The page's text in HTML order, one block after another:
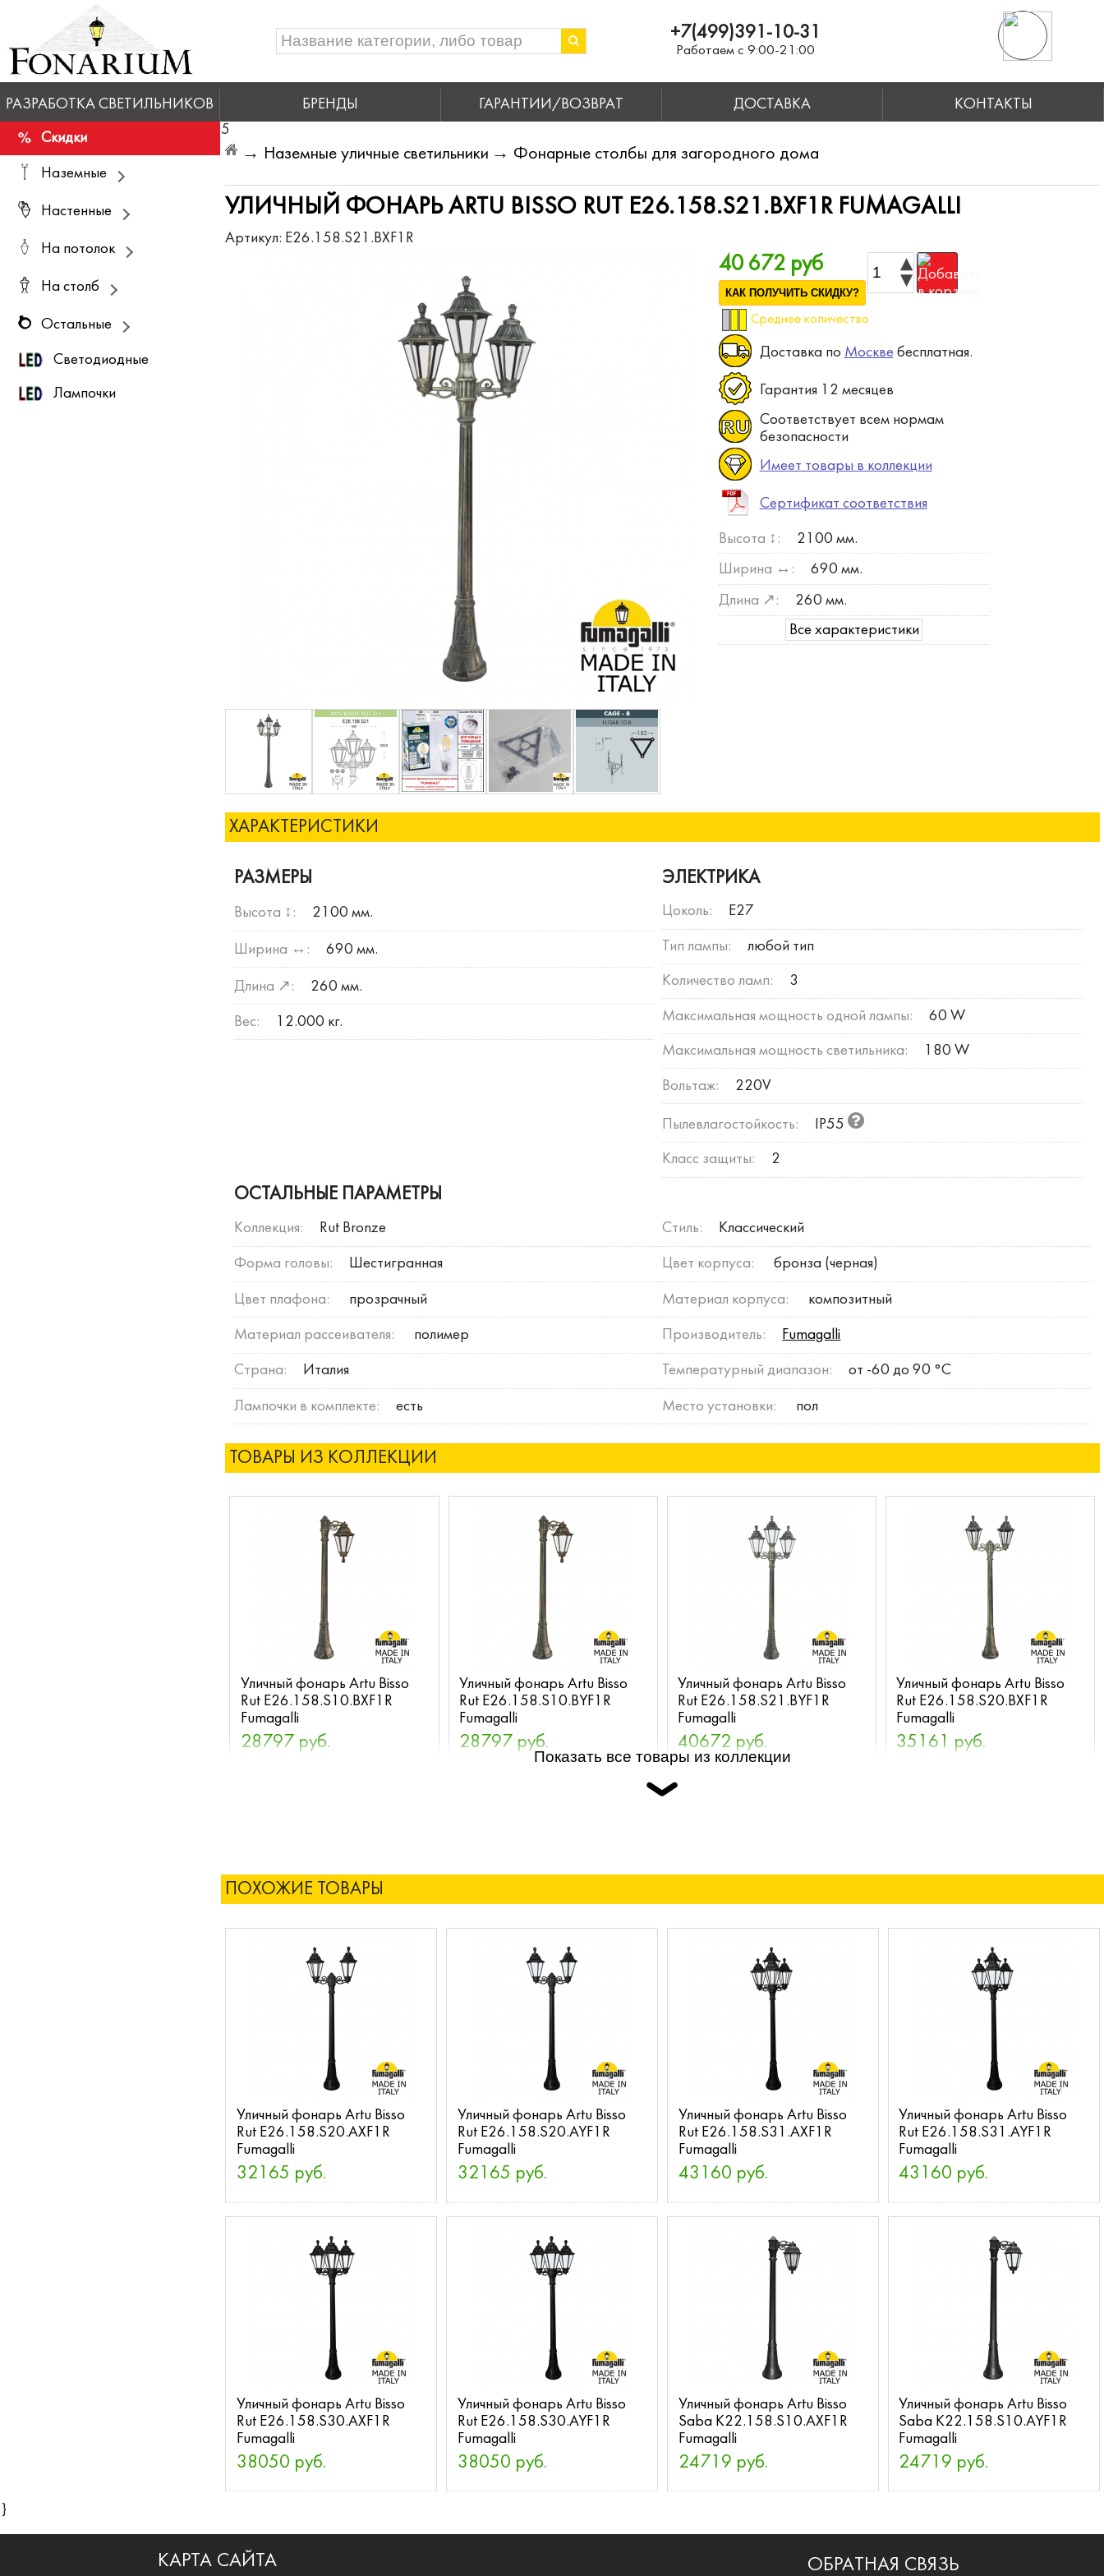
+7(499)391-10-31
Работаем с 9:00-21:00
РАЗРАБОТКА СВЕТИЛЬНИКОВ БРЕНДЫ ГАРАНТИИ/ВОЗВРАТ ДОСТАВКА КОНТАКТЫ
Скидки
Наземные
Настенные
На потолок
На столб
Остальные
Светодиодные
Лампочки
5
→ Фонарные столбы для загородного дома
→ Наземные уличные светильники
УЛИЧНЫЙ ФОНАРЬ ARTU BISSO RUT E26.158.S21.BXF1R FUMAGALLI
Артикул: E26.158.S21.BXF1R
40 672 руб
КАК ПОЛУЧИТЬ СКИДКУ?
Среднее количество
Доставка по Москве бесплатная.
Гарантия 12 месяцев
Соответствует всем нормам
безопасности
Имеет товары в коллекции
Сертификат соответствия
Высота ↕: 2100 мм.
Ширина ↔: 690 мм.
Длина ↗:
260 мм.
Все характеристики
ХАРАКТЕРИСТИКИ
РАЗМЕРЫ
Высота ↕: 2100 мм.
Ширина ↔: 690 мм.
Длина ↗: 260 мм.
Вес: 12.000 кг.
ЭЛЕКТРИКА
Цоколь: E27
Тип лампы: любой тип
Количество ламп: 3
Максимальная мощность одной лампы: 60 W
Максимальная мощность светильника: 180 W
Вольтаж: 220V
Пылевлагостойкость: IP55
Класс защиты: 2
ОСТАЛЬНЫЕ ПАРАМЕТРЫ
Коллекция: Rut Bronze Стиль: Классический
Форма головы: Шестигранная Цвет корпуса: бронза (черная)
Цвет плафона: прозрачный Материал корпуса: композитный
Материал рассеивателя: полимер Производитель: Fumagalli
Страна: Италия Температурный диапазон: от -60 до 90 °C
Лампочки в комплекте: есть Место установки: пол
ТОВАРЫ ИЗ КОЛЛЕКЦИИ
Уличный фонарь Artu Bisso
Rut E26.158.S10.BXF1R
Fumagalli
28797 руб.
Уличный фонарь Artu Bisso
Rut E26.158.S10.BYF1R
Fumagalli
28797 руб.
Уличный фонарь Artu Bisso
Rut E26.158.S21.BYF1R
Fumagalli
40672 руб.
Уличный фонарь Artu Bisso
Rut E26.158.S20.BXF1R
Fumagalli
35161 руб.
Показать все товары из коллекции
ПОХОЖИЕ ТОВАРЫ
Уличный фонарь Artu Bisso
Rut E26.158.S20.AXF1R
Fumagalli
32165 руб.
Уличный фонарь Artu Bisso
Rut E26.158.S20.AYF1R
Fumagalli
32165 руб.
Уличный фонарь Artu Bisso
Rut E26.158.S31.AXF1R
Fumagalli
43160 руб.
Уличный фонарь Artu Bisso
Rut E26.158.S31.AYF1R
Fumagalli
43160 руб.
Уличный фонарь Artu Bisso
Rut E26.158.S30.AXF1R
Fumagalli
38050 руб.
Уличный фонарь Artu Bisso
Rut E26.158.S30.AYF1R
Fumagalli
38050 руб.
Уличный фонарь Artu Bisso
Saba K22.158.S10.AXF1R
Fumagalli
24719 руб.
Уличный фонарь Artu Bisso
Saba K22.158.S10.AYF1R
Fumagalli
24719 руб.
}
КАРТА САЙТА ОБРАТНАЯ СВЯЗЬ